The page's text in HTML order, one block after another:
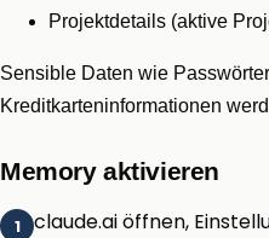
Projektdetails (aktive
Sensible Daten wie
Kreditkarteninformationen
Memory aktivieren
claude.ai öffnen,